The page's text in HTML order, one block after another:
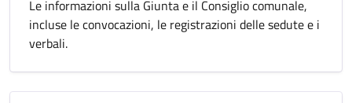
Le informazioni sulla Giunta e il Consiglio comunale,
incluse le convocazioni, le registrazioni delle sedute e i
verbali.